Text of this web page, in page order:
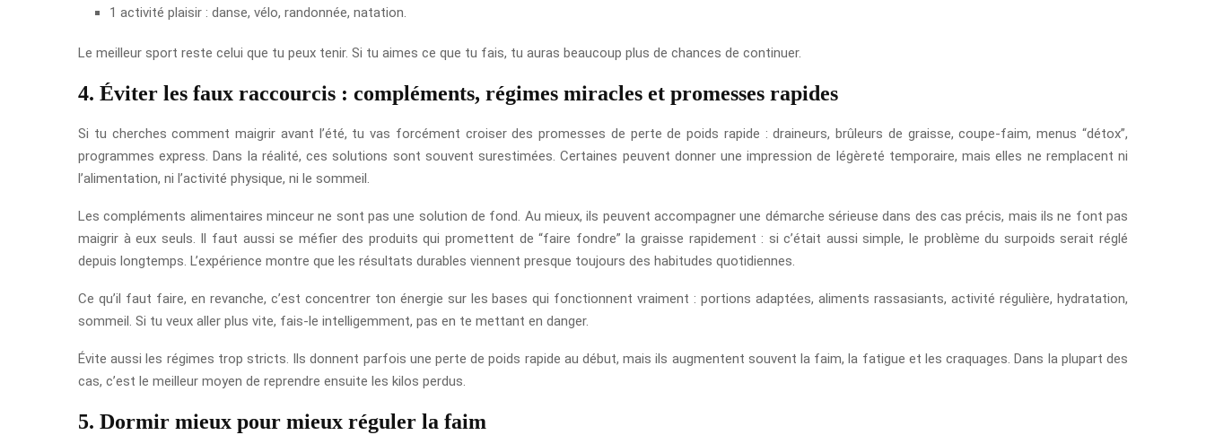
1 activité plaisir : danse, vélo, randonnée, natation.
Le meilleur sport reste celui que tu peux tenir. Si tu aimes ce que tu fais, tu auras beaucoup plus de chances de continuer.
4. Éviter les faux raccourcis : compléments, régimes miracles et promesses rapides
Si tu cherches comment maigrir avant l’été, tu vas forcément croiser des promesses de perte de poids rapide : draineurs, brûleurs de graisse, coupe-faim, menus “détox”,
programmes express. Dans la réalité, ces solutions sont souvent surestimées. Certaines peuvent donner une impression de légèreté temporaire, mais elles ne remplacent ni
l’alimentation, ni l’activité physique, ni le sommeil.
Les compléments alimentaires minceur ne sont pas une solution de fond. Au mieux, ils peuvent accompagner une démarche sérieuse dans des cas précis, mais ils ne font pas
maigrir à eux seuls. Il faut aussi se méfier des produits qui promettent de “faire fondre” la graisse rapidement : si c’était aussi simple, le problème du surpoids serait réglé
depuis longtemps. L’expérience montre que les résultats durables viennent presque toujours des habitudes quotidiennes.
Ce qu’il faut faire, en revanche, c’est concentrer ton énergie sur les bases qui fonctionnent vraiment : portions adaptées, aliments rassasiants, activité régulière, hydratation,
sommeil. Si tu veux aller plus vite, fais-le intelligemment, pas en te mettant en danger.
Évite aussi les régimes trop stricts. Ils donnent parfois une perte de poids rapide au début, mais ils augmentent souvent la faim, la fatigue et les craquages. Dans la plupart des
cas, c’est le meilleur moyen de reprendre ensuite les kilos perdus.
5. Dormir mieux pour mieux réguler la faim